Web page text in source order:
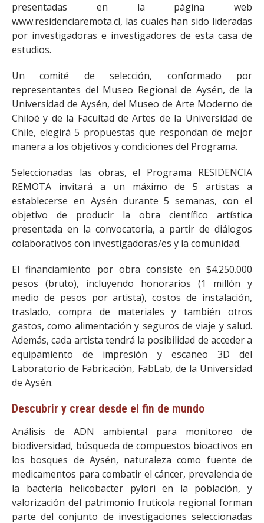
presentadas en la página web
www.residenciaremota.cl, las cuales han sido lideradas
por investigadoras e investigadores de esta casa de
estudios.
Un comité de selección, conformado por
representantes del Museo Regional de Aysén, de la
Universidad de Aysén, del Museo de Arte Moderno de
Chiloé y de la Facultad de Artes de la Universidad de
Chile, elegirá 5 propuestas que respondan de mejor
manera a los objetivos y condiciones del Programa.
Seleccionadas las obras, el Programa RESIDENCIA
REMOTA invitará a un máximo de 5 artistas a
establecerse en Aysén durante 5 semanas, con el
objetivo de producir la obra científico artística
presentada en la convocatoria, a partir de diálogos
colaborativos con investigadoras/es y la comunidad.
El financiamiento por obra consiste en $4.250.000
pesos (bruto), incluyendo honorarios (1 millón y
medio de pesos por artista), costos de instalación,
traslado, compra de materiales y también otros
gastos, como alimentación y seguros de viaje y salud.
Además, cada artista tendrá la posibilidad de acceder a
equipamiento de impresión y escaneo 3D del
Laboratorio de Fabricación, FabLab, de la Universidad
de Aysén.
Descubrir y crear desde el fin de mundo
Análisis de ADN ambiental para monitoreo de
biodiversidad, búsqueda de compuestos bioactivos en
los bosques de Aysén, naturaleza como fuente de
medicamentos para combatir el cáncer, prevalencia de
la bacteria helicobacter pylori en la población, y
valorización del patrimonio frutícola regional forman
parte del conjunto de investigaciones seleccionadas